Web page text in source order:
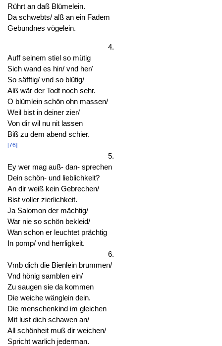
Rührt an daß Blümelein.
Da schwebts/ alß an ein Fadem
Gebundnes vögelein.
4.
Auff seinem stiel so mütig
Sich wand es hin/ vnd her/
So säfftig/ vnd so blütig/
Alß wär der Todt noch sehr.
O blümlein schön ohn massen/
Weil bist in deiner zier/
Von dir wil nu nit lassen
Biß zu dem abend schier.
[76]
5.
Ey wer mag auß- dan- sprechen
Dein schön- und lieblichkeit?
An dir weiß kein Gebrechen/
Bist voller zierlichkeit.
Ja Salomon der mächtig/
War nie so schön bekleid/
Wan schon er leuchtet prächtig
In pomp/ vnd herrligkeit.
6.
Vmb dich die Bienlein brummen/
Vnd hönig samblen ein/
Zu saugen sie da kommen
Die weiche wänglein dein.
Die menschenkind im gleichen
Mit lust dich schawen an/
All schönheit muß dir weichen/
Spricht warlich jederman.